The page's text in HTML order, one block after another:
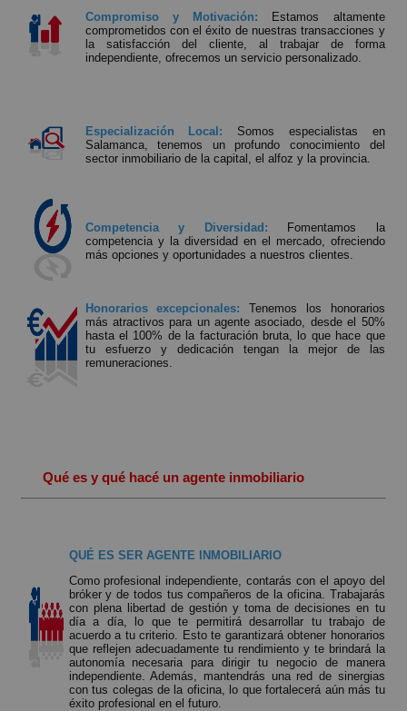
Compromiso y Motivación: Estamos altamente
comprometidos con el éxito de nuestras transacciones y
la satisfacción del cliente, al trabajar de forma
independiente, ofrecemos un servicio personalizado.
Especialización Local: Somos especialistas en
Salamanca, tenemos un profundo conocimiento del
sector inmobiliario de la capital, el alfoz y la provincia.
Competencia y Diversidad: Fomentamos la
competencia y la diversidad en el mercado, ofreciendo
más opciones y oportunidades a nuestros clientes.
Honorarios excepcionales:Tenemos los honorarios
más atractivos para un agente asociado, desde el 50%
hasta el 100% de la facturación bruta, lo que hace que
tu esfuerzo y dedicación tengan la mejor de las
remuneraciones.
Qué es y qué hacé un agente inmobiliario
QUÉ ES SER AGENTE INMOBILIARIO
Como profesional independiente, contarás con el apoyo del
bróker y de todos tus compañeros de la oficina. Trabajarás
con plena libertad de gestión y toma de decisiones en tu
día a día, lo que te permitirá desarrollar tu trabajo de
acuerdo a tu criterio. Esto te garantizará obtener honorarios
que reflejen adecuadamente tu rendimiento y te brindará la
autonomía necesaria para dirigir tu negocio de manera
independiente. Además, mantendrás una red de sinergias
con tus colegas de la oficina, lo que fortalecerá aún más tu
éxito profesional en el futuro.